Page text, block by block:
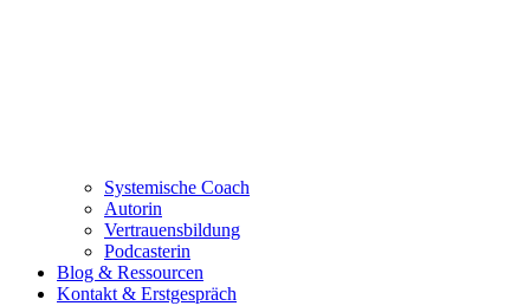
Systemische Coach
Autorin
Vertrauensbildung
Podcasterin
Blog & Ressourcen
Kontakt & Erstgespräch